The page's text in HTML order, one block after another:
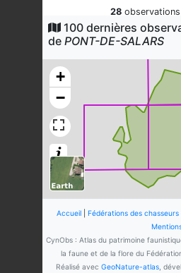
28 observations
Dernière
Pie
Pica pica
observations
Dernière
Corneille
Corvus
observations
Dernière
Capreolus
observations
100 dernières
de PONT-DE-SALARS
+
−
Accueil| Fédérations des
CynObs : Atlas du patrimoine
la faune et de la flore du
Réalisé avec GeoNature-atlas,